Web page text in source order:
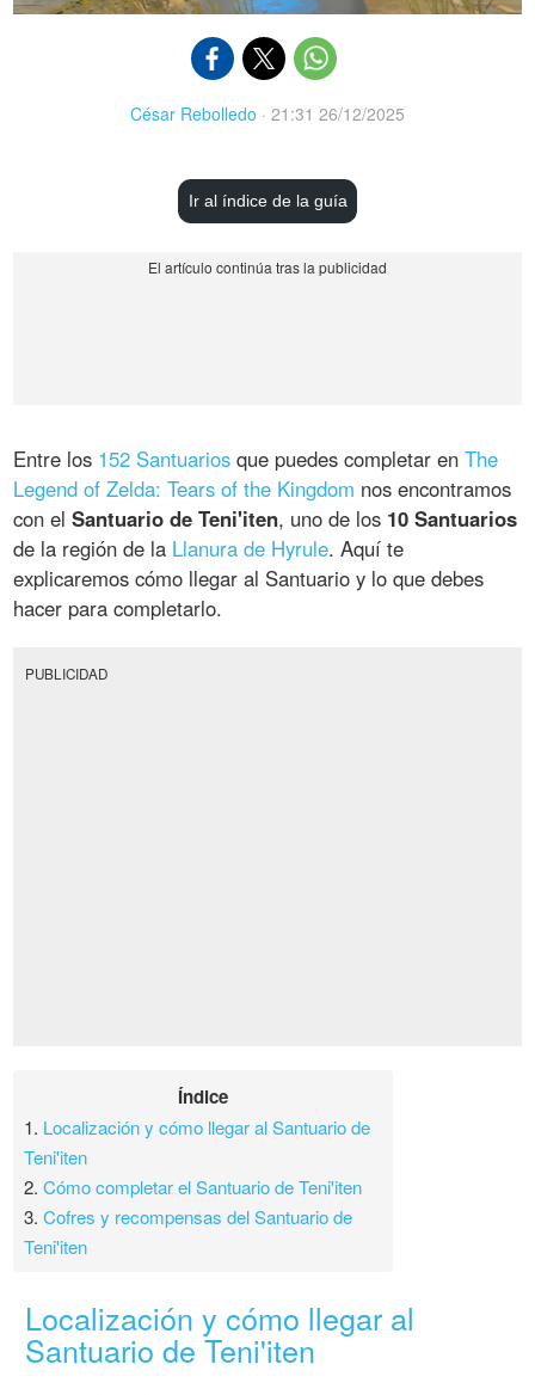
César Rebolledo · 21:31 26/12/2025
Ir al índice de la guía
Entre los 152 Santuarios que puedes completar enThe
Legend of Zelda: Tears of the Kingdom nos encontramos
con elSantuario de Teni'iten, uno de los 10 Santuarios
de la región de la Llanura de Hyrule. Aquí te
explicaremos cómo llegar al Santuario y lo que debes
hacer para completarlo.
PUBLICIDAD
Índice
1. Localización y cómo llegar al Santuario de
Teni'iten
2.Cómo completar el Santuario de Teni'iten
3.Cofres y recompensas del Santuario de
Teni'iten
Localización y cómo llegar al
Santuario de Teni'iten